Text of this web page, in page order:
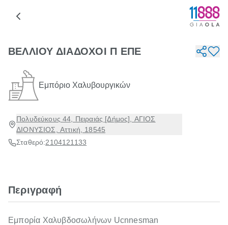
ΒΕΛΛΙΟΥ ΔΙΑΔΟΧΟΙ Π ΕΠΕ
Εμπόριο Χαλυβουργικών
Πολυδεύκους 44, Πειραιάς [Δήμος], ΑΓΙΟΣ
ΔΙΟΝΥΣΙΟΣ, Αττική, 18545
Σταθερό:2104121133
Περιγραφή
Εμπορία Χαλυβδοσωλήνων Ucnnesman